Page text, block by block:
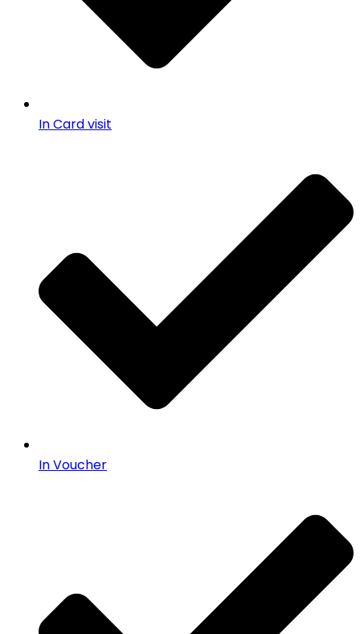
In Card visit
In Voucher